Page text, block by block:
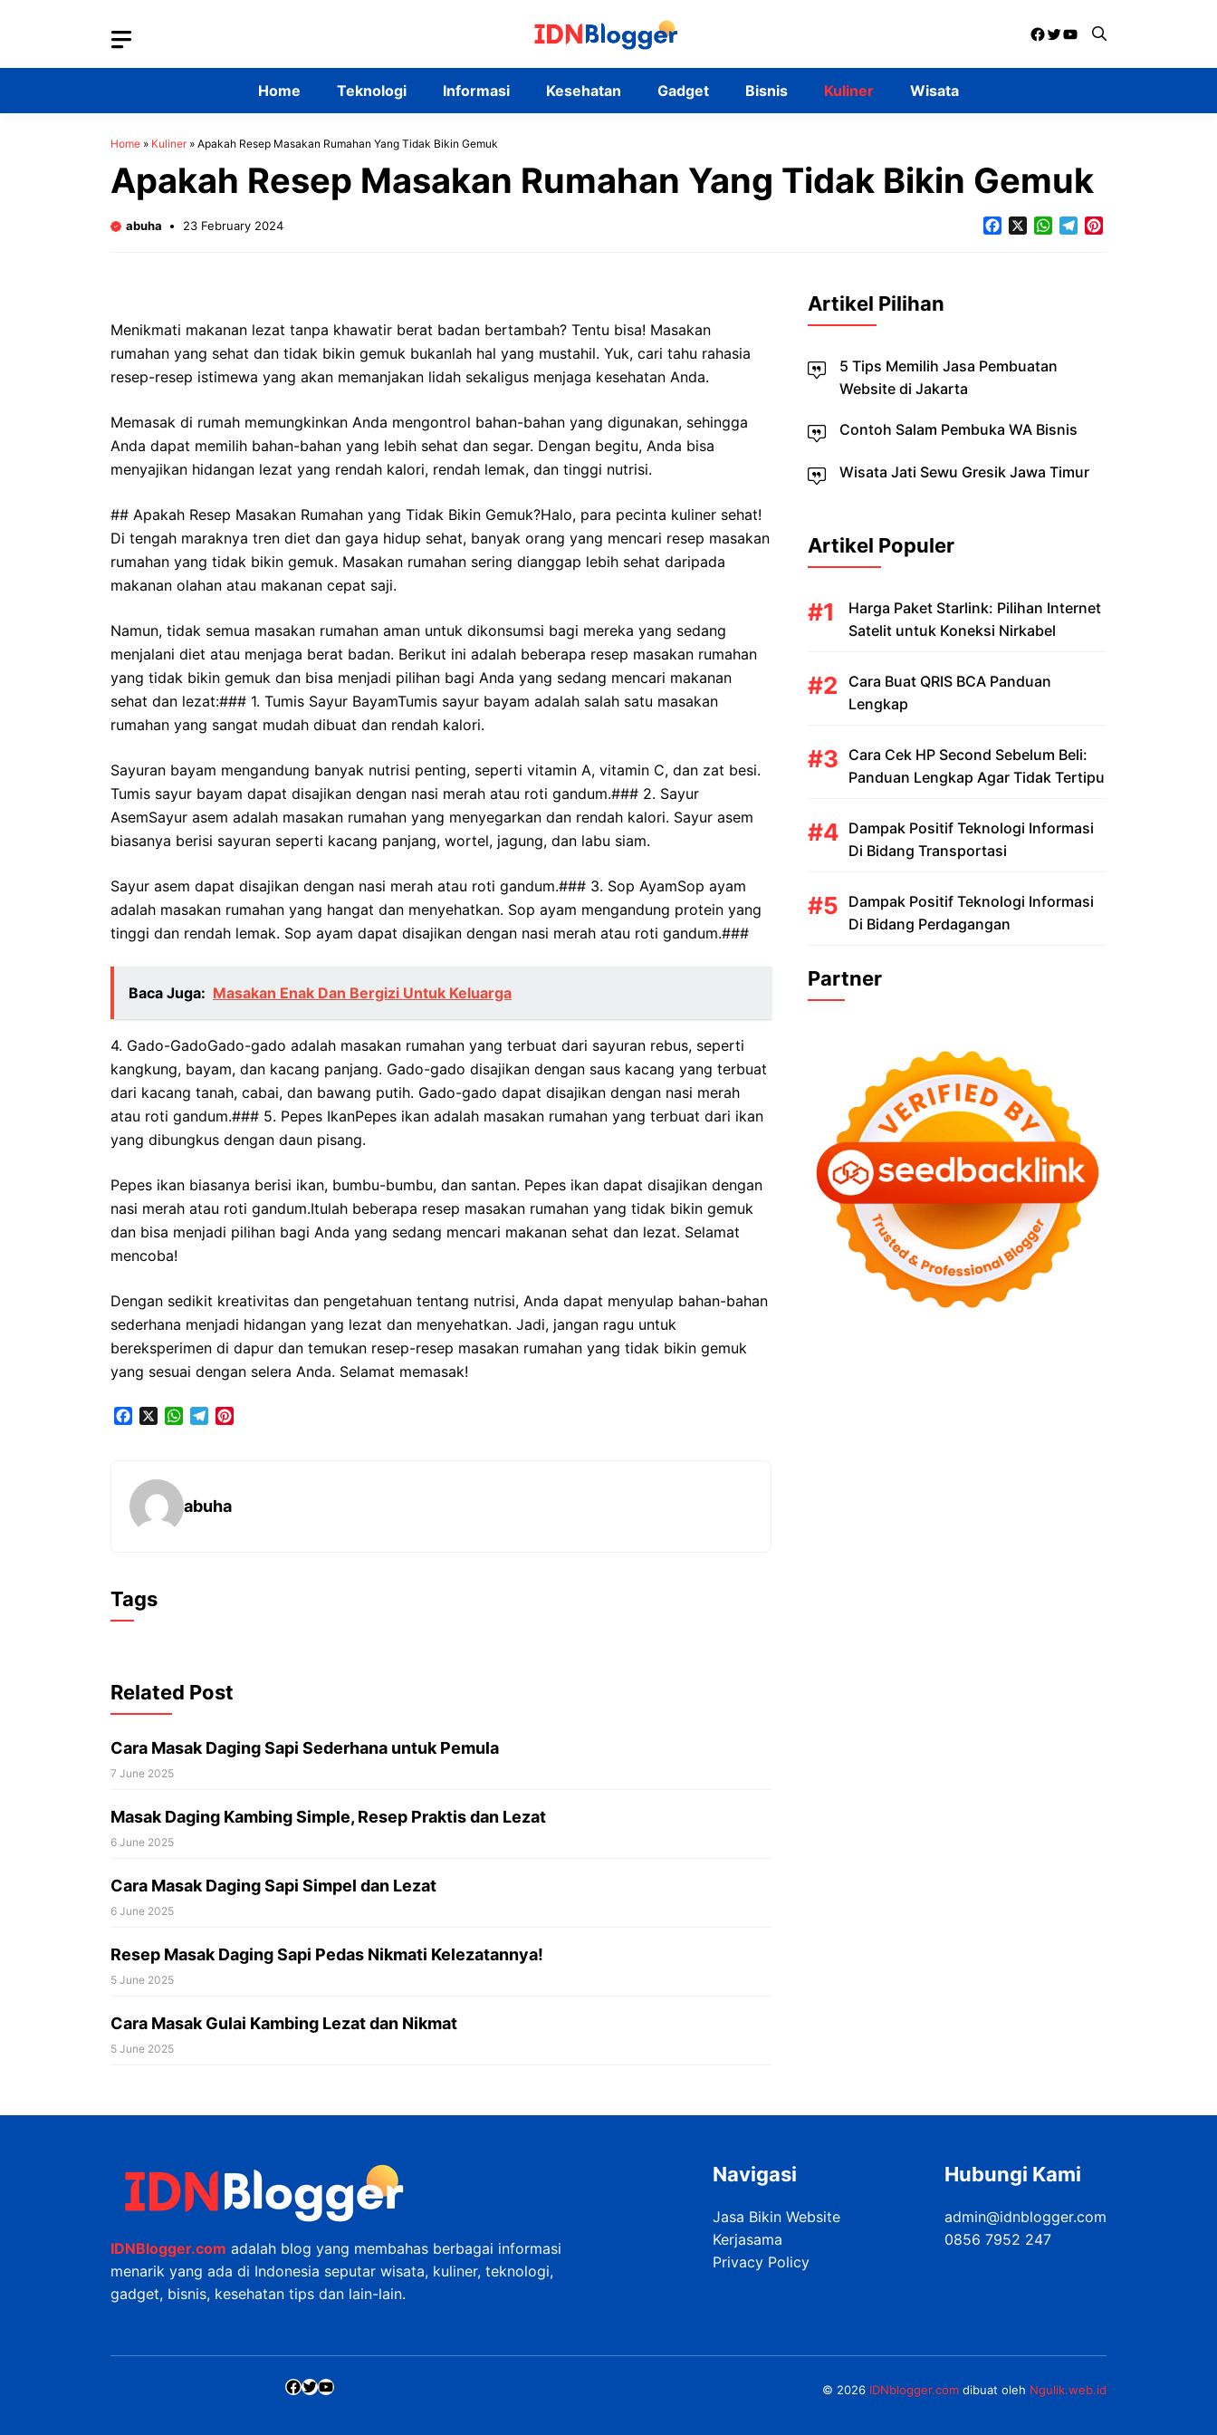
Facebook
Twitter
YouTube
Home Teknologi Informasi Kesehatan Gadget Bisnis Kuliner Wisata
Home » Kuliner» Apakah Resep Masakan Rumahan Yang Tidak Bikin Gemuk
Apakah Resep Masakan Rumahan Yang Tidak Bikin Gemuk
abuha 23 February 2024 FacebookWhatsApp
Telegram
Menikmati makanan lezat tanpa khawatir berat badan bertambah? Tentu bisa! Masakan
rumahan yang sehat dan tidak bikin gemuk bukanlah hal yang mustahil. Yuk, cari tahu rahasia
resep-resep istimewa yang akan memanjakan lidah sekaligus menjaga kesehatan Anda.
Memasak di rumah memungkinkan Anda mengontrol bahan-bahan yang digunakan, sehingga
Anda dapat memilih bahan-bahan yang lebih sehat dan segar. Dengan begitu, Anda bisa
menyajikan hidangan lezat yang rendah kalori, rendah lemak, dan tinggi nutrisi.
## Apakah Resep Masakan Rumahan yang Tidak Bikin Gemuk?Halo, para pecinta kuliner sehat!
Di tengah maraknya tren diet dan gaya hidup sehat, banyak orang yang mencari resep masakan
rumahan yang tidak bikin gemuk. Masakan rumahan sering dianggap lebih sehat daripada
makanan olahan atau makanan cepat saji.
Namun, tidak semua masakan rumahan aman untuk dikonsumsi bagi mereka yang sedang
menjalani diet atau menjaga berat badan. Berikut ini adalah beberapa resep masakan rumahan
yang tidak bikin gemuk dan bisa menjadi pilihan bagi Anda yang sedang mencari makanan
sehat dan lezat:### 1. Tumis Sayur BayamTumis sayur bayam adalah salah satu masakan
rumahan yang sangat mudah dibuat dan rendah kalori.
Sayuran bayam mengandung banyak nutrisi penting, seperti vitamin A, vitamin C, dan zat besi.
Tumis sayur bayam dapat disajikan dengan nasi merah atau roti gandum.### 2. Sayur
AsemSayur asem adalah masakan rumahan yang menyegarkan dan rendah kalori. Sayur asem
biasanya berisi sayuran seperti kacang panjang, wortel, jagung, dan labu siam.
Sayur asem dapat disajikan dengan nasi merah atau roti gandum.### 3. Sop AyamSop ayam
adalah masakan rumahan yang hangat dan menyehatkan. Sop ayam mengandung protein yang
tinggi dan rendah lemak. Sop ayam dapat disajikan dengan nasi merah atau roti gandum.###
Baca Juga: Masakan Enak Dan Bergizi Untuk Keluarga
4. Gado-GadoGado-gado adalah masakan rumahan yang terbuat dari sayuran rebus, seperti
kangkung, bayam, dan kacang panjang. Gado-gado disajikan dengan saus kacang yang terbuat
dari kacang tanah, cabai, dan bawang putih. Gado-gado dapat disajikan dengan nasi merah
atau roti gandum.### 5. Pepes IkanPepes ikan adalah masakan rumahan yang terbuat dari ikan
yang dibungkus dengan daun pisang.
Pepes ikan biasanya berisi ikan, bumbu-bumbu, dan santan. Pepes ikan dapat disajikan dengan
nasi merah atau roti gandum.Itulah beberapa resep masakan rumahan yang tidak bikin gemuk
dan bisa menjadi pilihan bagi Anda yang sedang mencari makanan sehat dan lezat. Selamat
mencoba!
Dengan sedikit kreativitas dan pengetahuan tentang nutrisi, Anda dapat menyulap bahan-bahan
sederhana menjadi hidangan yang lezat dan menyehatkan. Jadi, jangan ragu untuk
bereksperimen di dapur dan temukan resep-resep masakan rumahan yang tidak bikin gemuk
yang sesuai dengan selera Anda. Selamat memasak!
b
o
W
A
r
abuha
Tags
Related Post
Cara Masak Daging Sapi Sederhana untuk Pemula
7 June 2025
Masak Daging Kambing Simple, Resep Praktis dan Lezat
6 June 2025
Cara Masak Daging Sapi Simpel dan Lezat
6 June 2025
Resep Masak Daging Sapi Pedas Nikmati Kelezatannya!
5 June 2025
Cara Masak Gulai Kambing Lezat dan Nikmat
5 June 2025
Artikel Pilihan
5 Tips Memilih Jasa Pembuatan
Website di Jakarta
Contoh Salam Pembuka WA Bisnis
Wisata Jati Sewu Gresik Jawa Timur
Artikel Populer
Harga Paket Starlink: Pilihan Internet
Satelit untuk Koneksi Nirkabel
Cara Buat QRIS BCA Panduan
Lengkap
Cara Cek HP Second Sebelum Beli:
Panduan Lengkap Agar Tidak Tertipu
Dampak Positif Teknologi Informasi
Di Bidang Transportasi
Dampak Positif Teknologi Informasi
Di Bidang Perdagangan
Partner
IDNBlogger.com adalah blog yang membahas berbagai informasi
menarik yang ada di Indonesia seputar wisata, kuliner, teknologi,
gadget, bisnis, kesehatan tips dan lain-lain.
Navigasi
Jasa Bikin Website
Kerjasama
Privacy Policy
Hubungi Kami
admin@idnblogger.com
0856 7952 247
Facebook
Twitter
YouTube © 2026 IDNblogger.com dibuat oleh Ngulik.web.id